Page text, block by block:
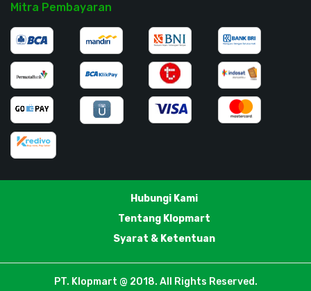
Mitra Pembayaran
Hubungi Kami
Tentang Klopmart
Syarat & Ketentuan
PT. Klopmart @ 2018. All Rights Reserved.